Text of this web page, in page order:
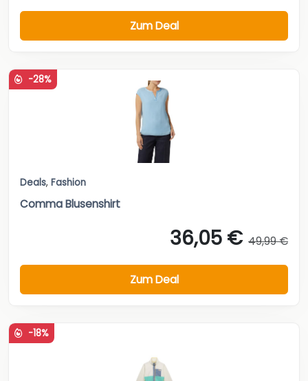
Zum Deal
-28%
Deals, Fashion
Comma Blusenshirt
36,05 € 49,99 €
Zum Deal
-18%